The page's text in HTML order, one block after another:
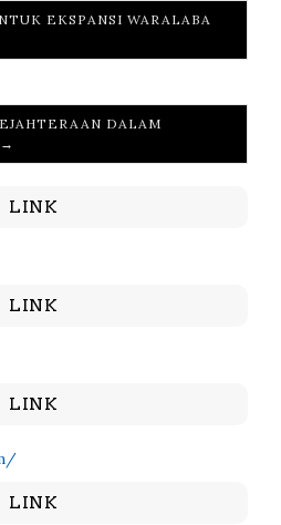
EKSPANSI WARALABA
DALAM
→
LINK
LINK
LINK
LINK